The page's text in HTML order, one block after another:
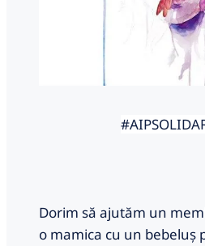
Dorim să ajutăm un
o mamica cu un bebeluș